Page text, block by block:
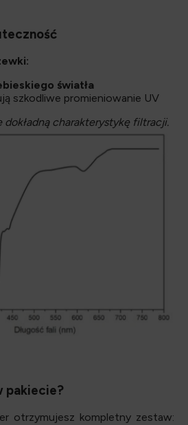
światła
szkodliwe promieniowanie UV
dokładną charakterystykę filtracji.
pakiecie?
otrzymujesz kompletny zestaw: